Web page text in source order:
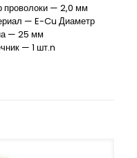
проволоки — 2,0 мм
— E-Cu Диаметр
— 25 мм
— 1 шт.n